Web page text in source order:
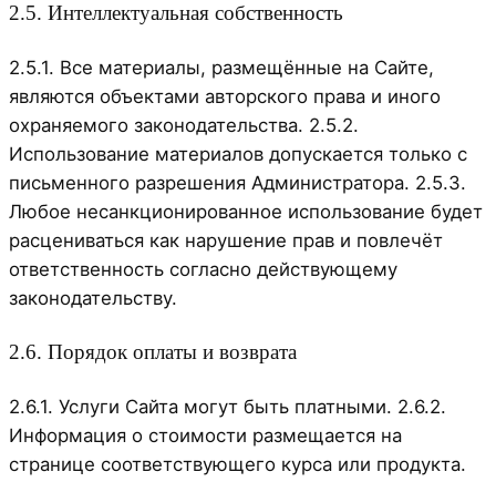
2.5. Интеллектуальная собственность
2.5.1. Все материалы, размещённые на Сайте,
являются объектами авторского права и иного
охраняемого законодательства. 2.5.2.
Использование материалов допускается только с
письменного разрешения Администратора. 2.5.3.
Любое несанкционированное использование будет
расцениваться как нарушение прав и повлечёт
ответственность согласно действующему
законодательству.
2.6. Порядок оплаты и возврата
2.6.1. Услуги Сайта могут быть платными. 2.6.2.
Информация о стоимости размещается на
странице соответствующего курса или продукта.